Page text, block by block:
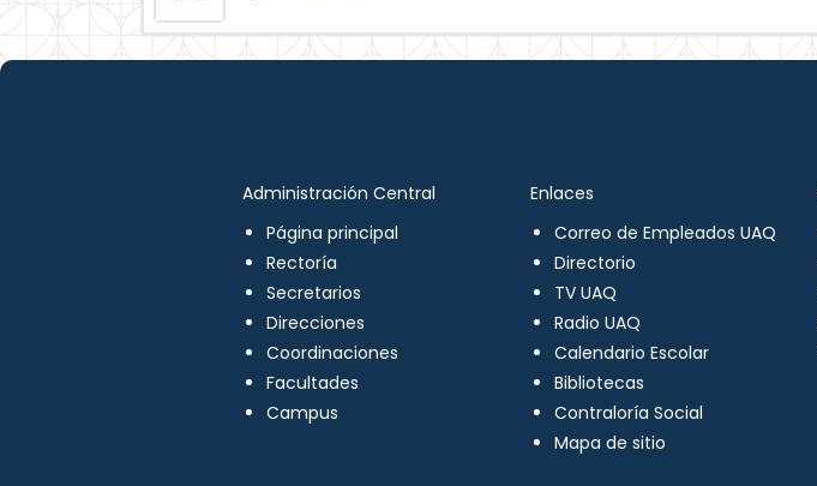
Administración Central
Página principal
Rectoría
Secretarios
Direcciones
Coordinaciones
Facultades
Campus
Enlaces
Correo de Empleados UAQ
Directorio
TV UAQ
Radio UAQ
Calendario Escolar
Bibliotecas
Contraloría Social
Mapa de sitio